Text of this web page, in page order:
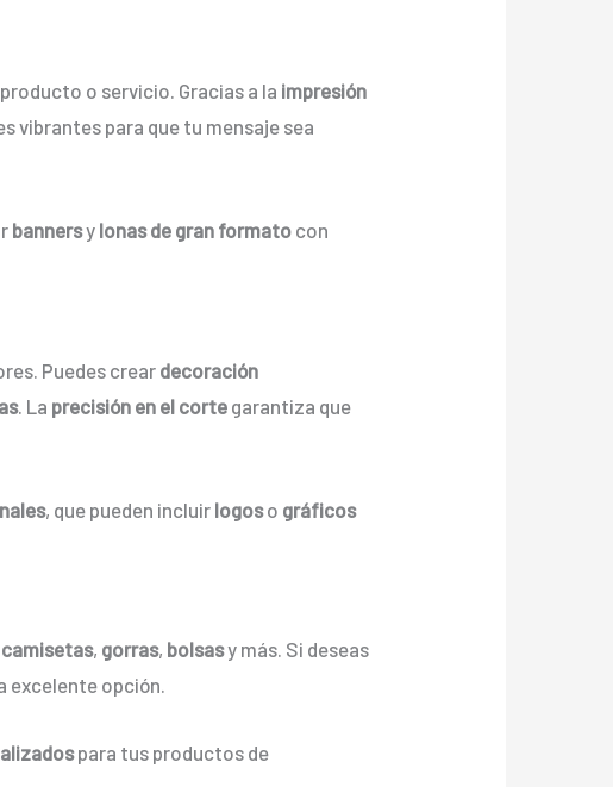
o servicio. Gracias a la impresión
vibrantes para que tu mensaje sea
bannersy lonas de gran formato con
Puedes crear decoración
. La precisión en el corte garantiza que
, que pueden incluir logoso gráficos
camisetas, gorras, bolsasy más. Si deseas
excelente opción.
para tus productos de